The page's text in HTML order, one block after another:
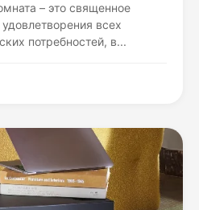
– это священное
всех
потребностей, в...